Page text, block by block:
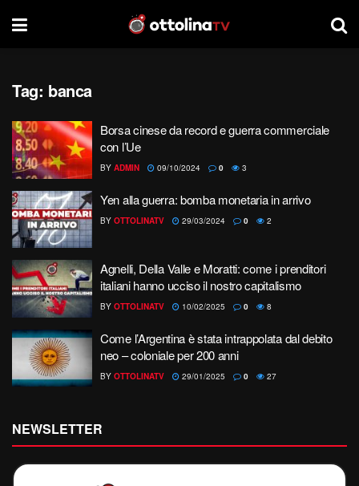
Tag: banca
Borsa cinese da record e guerra commerciale
con l’Ue
BY ADMIN 09/10/2024 0 3
Yen alla guerra: bomba monetaria in arrivo
BY OTTOLINATV 29/03/2024 0 2
Agnelli, Della Valle e Moratti: come i prenditori
italiani hanno ucciso il nostro capitalismo
BY OTTOLINATV 10/02/2025 0 8
Come l’Argentina è stata intrappolata dal debito
neo – coloniale per 200 anni
BY OTTOLINATV 29/01/2025 0 27
NEWSLETTER